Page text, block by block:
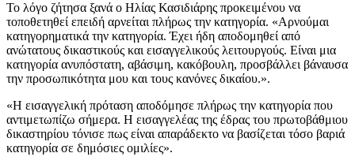
Το λόγο ζήτησα ξανά ο Ηλίας Κασιδιάρης προκειμένου να
τοποθετηθεί επειδή αρνείται πλήρως την κατηγορία. «Αρνούμαι
κατηγορηματικά την κατηγορία. Έχει ήδη αποδομηθεί από
ανώτατους δικαστικούς και εισαγγελικούς λειτουργούς. Είναι μια
κατηγορία ανυπόστατη, αβάσιμη, κακόβουλη, προσβάλλει βάναυσα
την προσωπικότητα μου και τους κανόνες δικαίου.».
«Η εισαγγελική πρόταση αποδόμησε πλήρως την κατηγορία που
αντιμετωπίζω σήμερα. Η εισαγγελέας της έδρας του πρωτοβάθμιου
δικαστηρίου τόνισε πως είναι απαράδεκτο να βασίζεται τόσο βαριά
κατηγορία σε δημόσιες ομιλίες».